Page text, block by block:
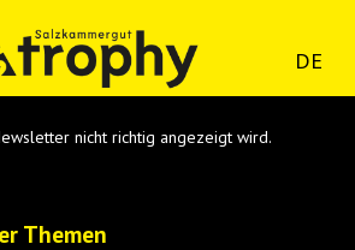
DE
nicht richtig angezeigt wird.
Themen